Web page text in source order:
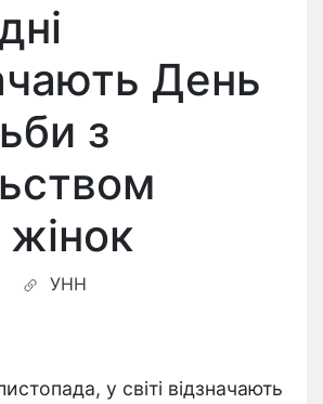
День
з
УНН
у світі відзначають